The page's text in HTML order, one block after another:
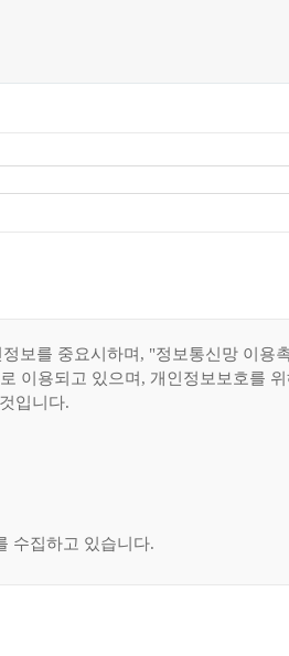
보를 중요시하며, "정보통신망 이
이용되고 있으며, 개인정보보호를
입니다.
수집하고 있습니다.